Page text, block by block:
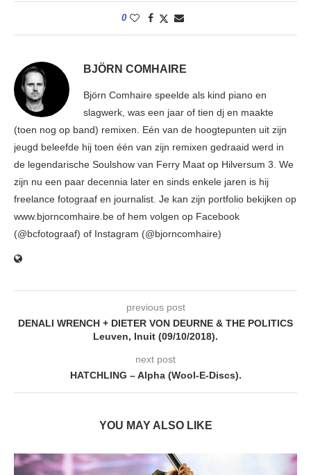
0
BJÖRN COMHAIRE
Björn Comhaire speelde als kind piano en
slagwerk, was een jaar of tien dj en maakte
(toen nog op band) remixen. Eén van de hoogtepunten uit zijn
jeugd beleefde hij toen één van zijn remixen gedraaid werd in
de legendarische Soulshow van Ferry Maat op Hilversum 3. We
zijn nu een paar decennia later en sinds enkele jaren is hij
freelance fotograaf en journalist. Je kan zijn portfolio bekijken op
www.bjorncomhaire.be of hem volgen op Facebook
(@bcfotograaf) of Instagram (@bjorncomhaire)
previous post
DENALI WRENCH + DIETER VON DEURNE & THE POLITICS
Leuven, Inuit (09/10/2018).
next post
HATCHLING – Alpha (Wool-E-Discs).
YOU MAY ALSO LIKE